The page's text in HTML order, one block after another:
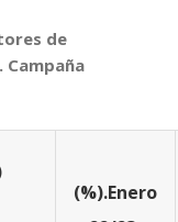
de
Campaña
(%).Enero